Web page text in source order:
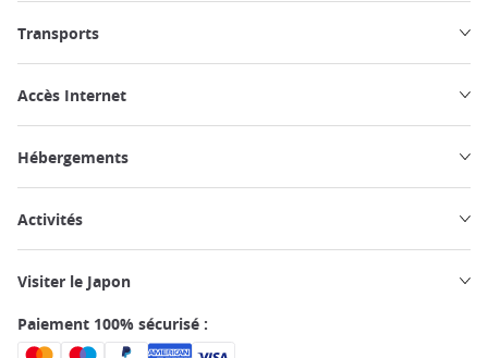
Transports
Accès Internet
Hébergements
Activités
Visiter le Japon
Paiement 100% sécurisé :